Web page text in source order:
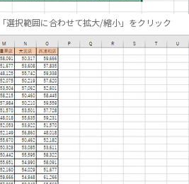
選択範囲に合わせて拡大/縮小」をクリック